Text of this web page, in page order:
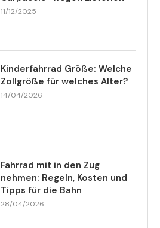
11/12/2025
Kinderfahrrad Größe: Welche
Zollgröße für welches Alter?
14/04/2026
Fahrrad mit in den Zug
nehmen: Regeln, Kosten und
Tipps für die Bahn
28/04/2026